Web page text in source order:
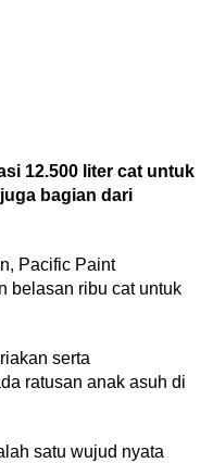
12.500 liter cat untuk
bagian dari
Pacific Paint
belasan ribu cat untuk
serta
ratusan anak asuh di
satu wujud nyata